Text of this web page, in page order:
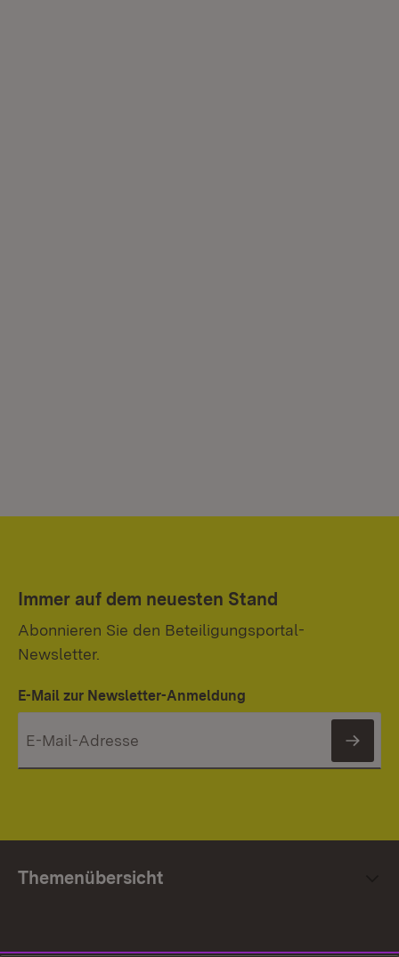
Immer auf dem neuesten Stand
Abonnieren Sie den Beteiligungsportal-
Newsletter.
E-Mail zur Newsletter-Anmeldung
Themenübersicht